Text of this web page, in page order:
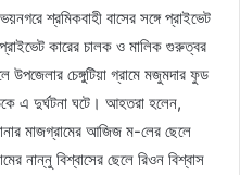
শ্রমিকবাহী বাসের সঙ্গে প্রাইভেট
কারের চালক ও মালিক গুরুত্বর
চেঙ্গুটিয়া গ্রামে মজুমদার ফুড
এ দুর্ঘটনা ঘটে। আহতরা হলেন,
মাজগ্রামের আজিজ ম-লের ছেলে
নান্নু বিশ্বাসের ছেলে রিওন বিশ্বাস